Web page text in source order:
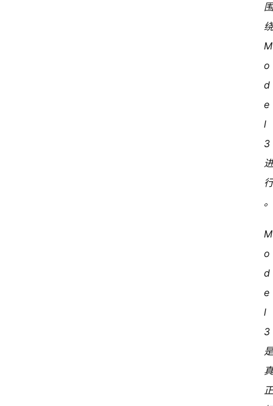
M
o
d
e
l
3
M
o
d
e
l
3